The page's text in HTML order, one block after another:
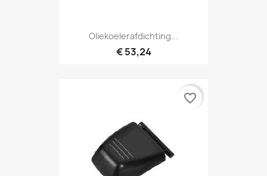
Oliekoelerafdichting...
€ 53,24
favorite_border